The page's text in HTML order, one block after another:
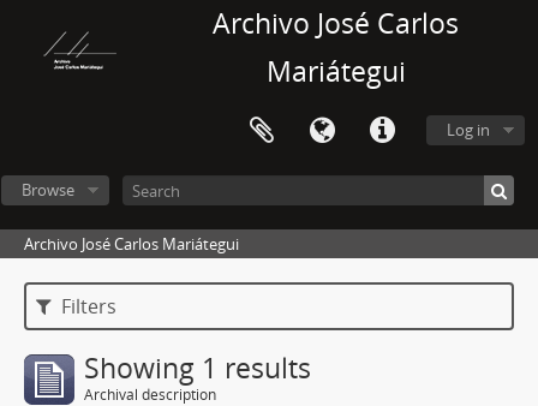
Archivo José Carlos
Mariátegui
Log in
Browse
Archivo José Carlos Mariátegui
Filters
Showing 1 results
Archival description